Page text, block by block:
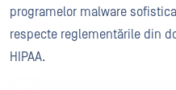
programelor malware
respecte reglementările din
HIPAA.